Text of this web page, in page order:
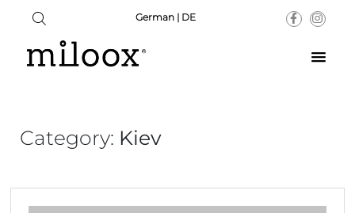
German | DE
Category: Kiev